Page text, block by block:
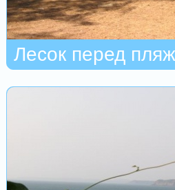
Лесок перед